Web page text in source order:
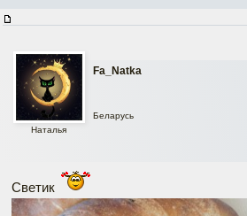
Fa_Natka
Наталья
Беларусь
Светик